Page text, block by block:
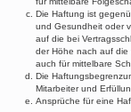
Die Haftung ist
und Gesundheit oder
auf die bei
der Höhe nach auf die
auch für mittelbare
Die
Mitarbeiter und
Ansprüche für eine